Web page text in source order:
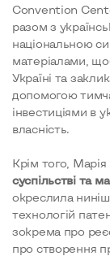
Convention
разом з
національною
матеріалами,
Україні та
допомогою
інвестиціями в
власність.
Крім того, Марія
суспільстві та
окреслила
технологій
зокрема про
про створення